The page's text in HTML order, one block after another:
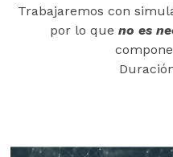
Trabajaremos con
por lo que no es